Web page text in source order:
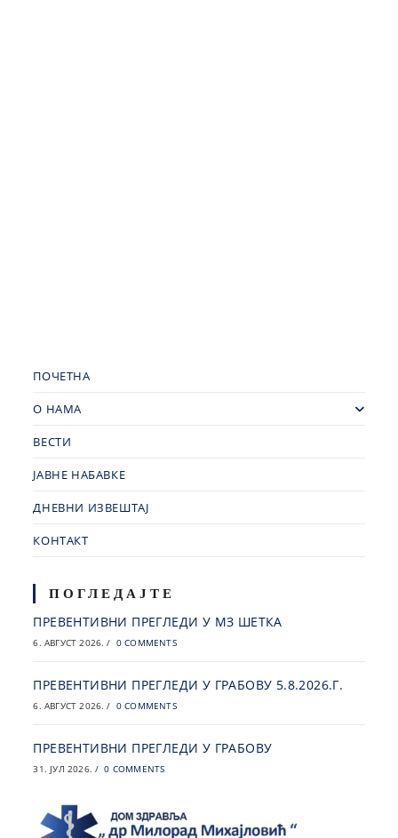
ПОЧЕТНА
О НАМА
ВЕСТИ
ЈАВНЕ НАБАВКЕ
ДНЕВНИ ИЗВЕШТАЈ
КОНТАКТ
ПОГЛЕДАЈТЕ
ПРЕВЕНТИВНИ ПРЕГЛЕДИ У МЗ ШЕТКА
6. АВГУСТ 2026. / 0 COMMENTS
ПРЕВЕНТИВНИ ПРЕГЛЕДИ У ГРАБОВУ 5.8.2026.Г.
6. АВГУСТ 2026. / 0 COMMENTS
ПРЕВЕНТИВНИ ПРЕГЛЕДИ У ГРАБОВУ
31. ЈУЛ 2026. / 0 COMMENTS